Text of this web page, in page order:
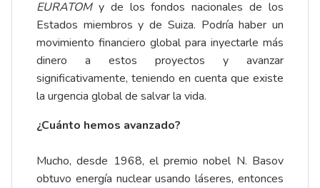
EURATOM y de los fondos nacionales de los
Estados miembros y de Suiza. Podría haber un
movimiento financiero global para inyectarle más
dinero a estos proyectos y avanzar
significativamente, teniendo en cuenta que existe
la urgencia global de salvar la vida.
¿Cuánto hemos avanzado?
Mucho, desde 1968, el premio nobel N. Basov
obtuvo energía nuclear usando láseres, entonces